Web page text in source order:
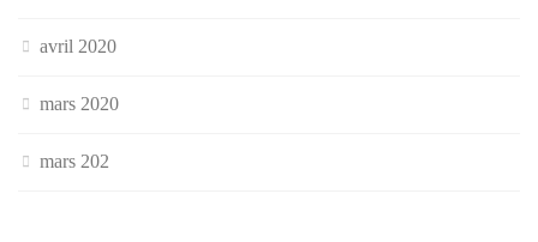
avril 2020
mars 2020
mars 202